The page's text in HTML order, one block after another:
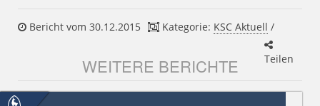
Bericht vom 30.12.2015 Kategorie: KSC Aktuell /
Teilen
WEITERE BERICHTE